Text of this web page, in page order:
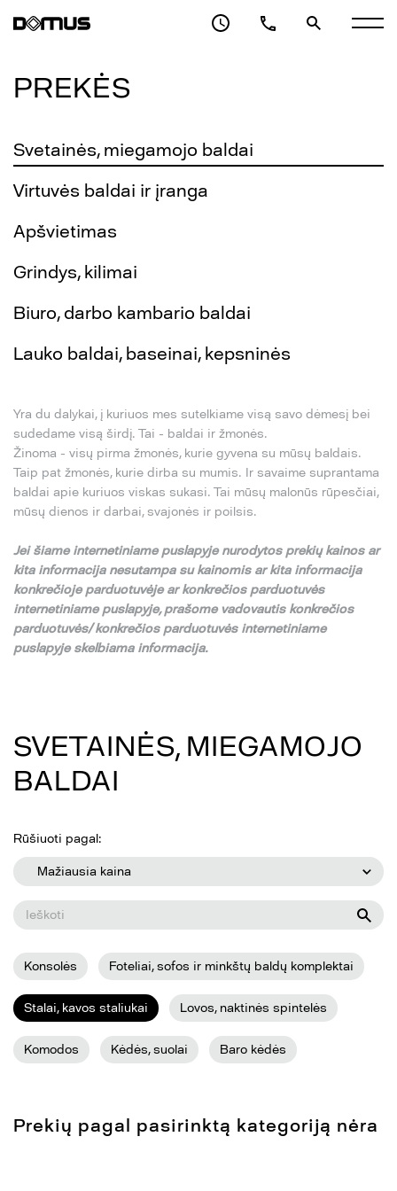
PREKĖS
Svetainės, miegamojo baldai
Virtuvės baldai ir įranga
Apšvietimas
Grindys, kilimai
Biuro, darbo kambario baldai
Lauko baldai, baseinai, kepsninės
Yra du dalykai, į kuriuos mes sutelkiame visą savo dėmesį bei
sudedame visą širdį. Tai - baldai ir žmonės.
Žinoma - visų pirma žmonės, kurie gyvena su mūsų baldais.
Taip pat žmonės, kurie dirba su mumis. Ir savaime suprantama
baldai apie kuriuos viskas sukasi. Tai mūsų malonūs rūpesčiai,
mūsų dienos ir darbai, svajonės ir poilsis.
Jeišiame internetiniame puslapyje nurodytos prekiųkainos ar
kita informacija nesutampa sukainomis ar kita informacija
konkrečioje parduotuvėje ar konkrečios parduotuvės
internetiniame puslapyje,prašome vadovautis konkrečios
parduotuvės/ konkrečios parduotuvės internetiniame
puslapyje skelbiama informacija.
SVETAINĖS, MIEGAMOJO
BALDAI
Rūšiuoti pagal:
Mažiausia kaina
Konsolės Foteliai, sofos ir minkštų baldų komplektai
Stalai, kavos staliukai Lovos, naktinės spintelės
Komodos Kėdės, suolai Baro kėdės
Prekių pagal pasirinktą kategoriją nėra